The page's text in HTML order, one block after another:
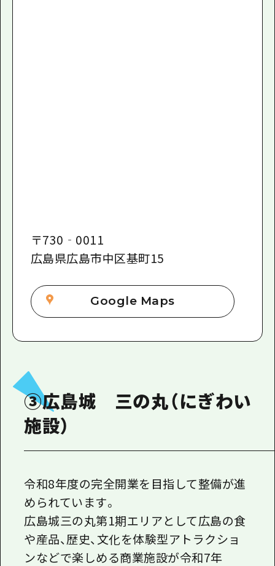
〒730‐0011
広島県広島市中区基町15
Google Maps
③広島城 三の丸（にぎわい
施設）
令和8年度の完全開業を目指して整備が進
められています。
広島城三の丸第1期エリアとして広島の食
や産品、歴史、文化を体験型アトラクショ
ンなどで楽しめる商業施設が令和7年